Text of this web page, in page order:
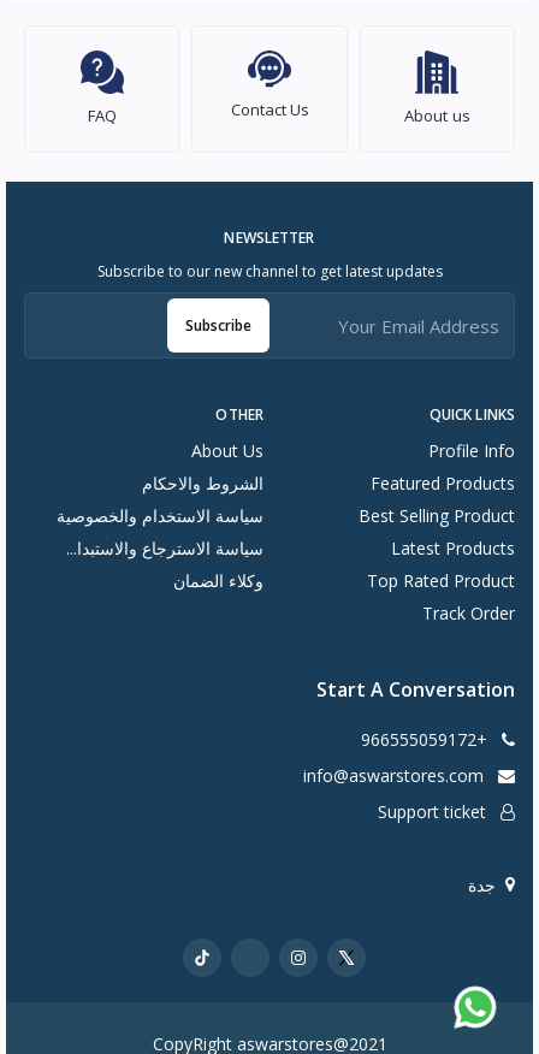
About us
Contact Us
FAQ
QUICK LINKS
Profile Info
Featured Products
Best Selling Product
Latest Products
Top Rated Product
Track Order
OTHER
About Us
الشروط والاحكام
سياسة الاستخدام والخصوصية
سياسة الاسترجاع والاستبدا...
وكلاء الضمان
NEWSLETTER
Subscribe to our new channel to get latest updates
Subscribe
Start A Conversation
+966555059172
جدة
CopyRight aswarstores@2021